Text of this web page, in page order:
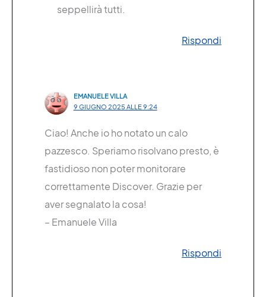
seppellirà tutti.
Rispondi
EMANUELE VILLA
9 GIUGNO 2025 ALLE 9:24
Ciao! Anche io ho notato un calo
pazzesco. Speriamo risolvano presto, è
fastidioso non poter monitorare
correttamente Discover. Grazie per
aver segnalato la cosa!
– Emanuele Villa
Rispondi